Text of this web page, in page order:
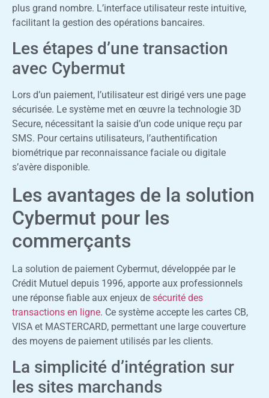
plus grand nombre. L’interface utilisateur reste intuitive,
facilitant la gestion des opérations bancaires.
Les étapes d’une transaction
avec Cybermut
Lors d’un paiement, l’utilisateur est dirigé vers une page
sécurisée. Le système met en œuvre la technologie 3D
Secure, nécessitant la saisie d’un code unique reçu par
SMS. Pour certains utilisateurs, l’authentification
biométrique par reconnaissance faciale ou digitale
s’avère disponible.
Les avantages de la solution
Cybermut pour les
commerçants
La solution de paiement Cybermut, développée par le
Crédit Mutuel depuis 1996, apporte aux professionnels
une réponse fiable aux enjeux de sécurité des
transactions en ligne. Ce système accepte les cartes CB,
VISA et MASTERCARD, permettant une large couverture
des moyens de paiement utilisés par les clients.
La simplicité d’intégration sur
les sites marchands